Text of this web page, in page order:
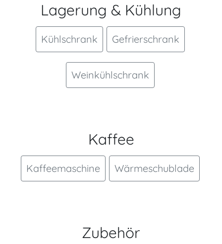
Lagerung & Kühlung
Kühlschrank Gefrierschrank
Weinkühlschrank
Kaffee
Kaffeemaschine Wärmeschublade
Zubehör